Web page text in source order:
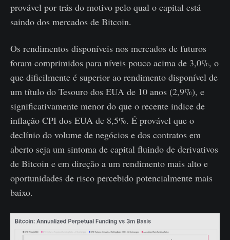
provável por trás do motivo pelo qual o capital está
saindo dos mercados de Bitcoin.
Os rendimentos disponíveis nos mercados de futuros
foram comprimidos para níveis pouco acima de 3,0%, o
que dificilmente é superior ao rendimento disponível de
um título do Tesouro dos EUA de 10 anos (2,9%), e
significativamente menor do que o recente indice de
inflação CPI dos EUA de 8,5%. É provável que o
declínio do volume de negócios e dos contratos em
aberto seja um sintoma de capital fluindo de derivativos
de Bitcoin e em direção a um rendimento mais alto e
oportunidades de risco percebido potencialmente mais
baixo.